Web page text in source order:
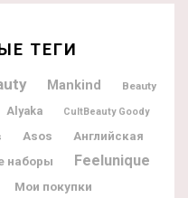
ТЕГИ
Mankind
Beauty
Alyaka CultBeauty Goody
Asos
Английская
наборы Feelunique
Мои покупки